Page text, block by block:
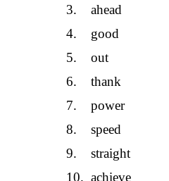
3. ahead
4. good
5. out
6. thank
7. power
8. speed
9. straight
10. achieve